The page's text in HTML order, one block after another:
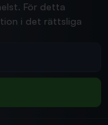
För detta
i det rättsliga